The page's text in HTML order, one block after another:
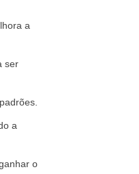
a
ser
a
o